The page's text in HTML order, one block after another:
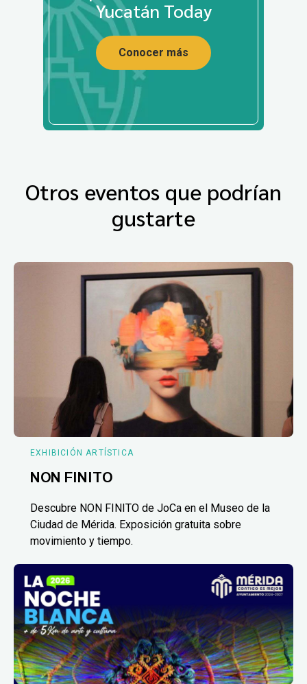
Yucatán Today
Conocer más
Otros eventos que podrían
gustarte
EXHIBICIÓN ARTÍSTICA
NON FINITO
Descubre NON FINITO de JoCa en el Museo de la
Ciudad de Mérida. Exposición gratuita sobre
movimiento y tiempo.